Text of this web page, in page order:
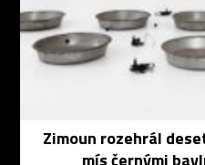
Zimoun rozehrál
mís černými